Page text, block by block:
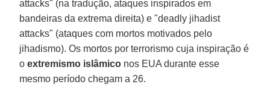
attacks" (na tradução, ataques inspirados em
bandeiras da extrema direita) e "deadly jihadist
attacks" (ataques com mortos motivados pelo
jihadismo). Os mortos por terrorismo cuja inspiração é
oextremismo islâmico nos EUA durante esse
mesmo período chegam a 26.